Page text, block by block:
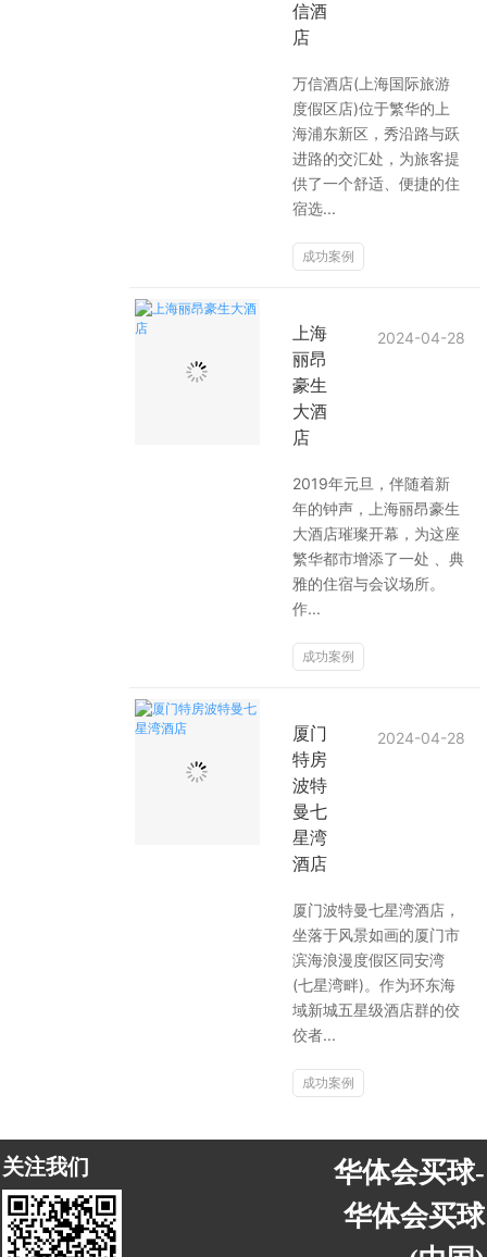
信酒
店
万信酒店(上海国际旅游
度假区店)位于繁华的上
海浦东新区，秀沿路与跃
进路的交汇处，为旅客提
供了一个舒适、便捷的住
宿选...
成功案例
上海
丽昂
豪生
大酒
店
2024-04-28
2019年元旦，伴随着新
年的钟声，上海丽昂豪生
大酒店璀璨开幕，为这座
繁华都市增添了一处 、典
雅的住宿与会议场所。
作...
成功案例
厦门
特房
波特
曼七
星湾
酒店
2024-04-28
厦门波特曼七星湾酒店，
坐落于风景如画的厦门市
滨海浪漫度假区同安湾
(七星湾畔)。作为环东海
域新城五星级酒店群的佼
佼者...
成功案例
关注我们
华体会买球-
华体会买球